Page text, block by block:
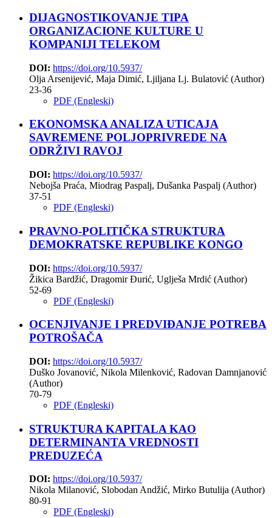
DIJAGNOSTIKOVANJE TIPA
ORGANIZACIONE KULTURE U
KOMPANIJI TELEKOM
DOI: https://doi.org/10.5937/
Olja Arsenijević, Maja Dimić, Ljiljana Lj. Bulatović (Author)
23-36
PDF (Engleski)
EKONOMSKA ANALIZA UTICAJA
SAVREMENE POLJOPRIVREDE NA
ODRŽIVI RAVOJ
DOI: https://doi.org/10.5937/
Nebojša Praća, Miodrag Paspalj, Dušanka Paspalj (Author)
37-51
PDF (Engleski)
PRAVNO-POLITIČKA STRUKTURA
DEMOKRATSKE REPUBLIKE KONGO
DOI: https://doi.org/10.5937/
Žikica Bardžić, Dragomir Đurić, Uglješa Mrdić (Author)
52-69
PDF (Engleski)
OCENJIVANJE I PREDVIĐANJE POTREBA
POTROŠAČA
DOI: https://doi.org/10.5937/
Duško Jovanović, Nikola Milenković, Radovan Damnjanović
(Author)
70-79
PDF (Engleski)
STRUKTURA KAPITALA KAO
DETERMINANTA VREDNOSTI
PREDUZEĆA
DOI: https://doi.org/10.5937/
Nikola Milanović, Slobodan Andžić, Mirko Butulija (Author)
80-91
PDF (Engleski)